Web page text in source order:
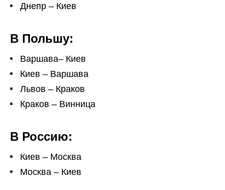
Днепр – Киев
В Польшу:
Варшава– Киев
Киев – Варшава
Львов – Краков
Краков – Винница
В Россию:
Киев – Москва
Москва – Киев